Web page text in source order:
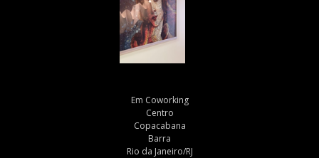
Em Coworking
Centro
Copacabana
Barra
Rio da Janeiro/RJ